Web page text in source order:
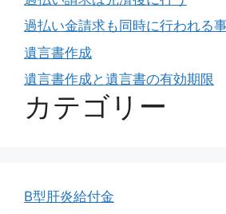
過払い金請求も同時に行われる
遺言書作成
遺言書作成と遺言書の有効期限
カテゴリー
B型肝炎給付金